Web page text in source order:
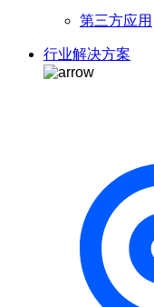
第三方应用
行业解决方案